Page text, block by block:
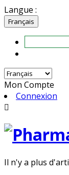
Langue :
Français
Mon Compte
Connexion

Il n'y a plus